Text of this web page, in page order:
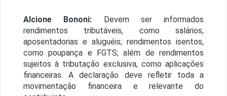
Alcione Bononi: Devem ser informados
rendimentos tributáveis, como salários,
aposentadorias e aluguéis; rendimentos isentos,
como poupança e FGTS; além de rendimentos
sujeitos à tributação exclusiva, como aplicações
financeiras. A declaração deve refletir toda a
movimentação financeira e relevante do